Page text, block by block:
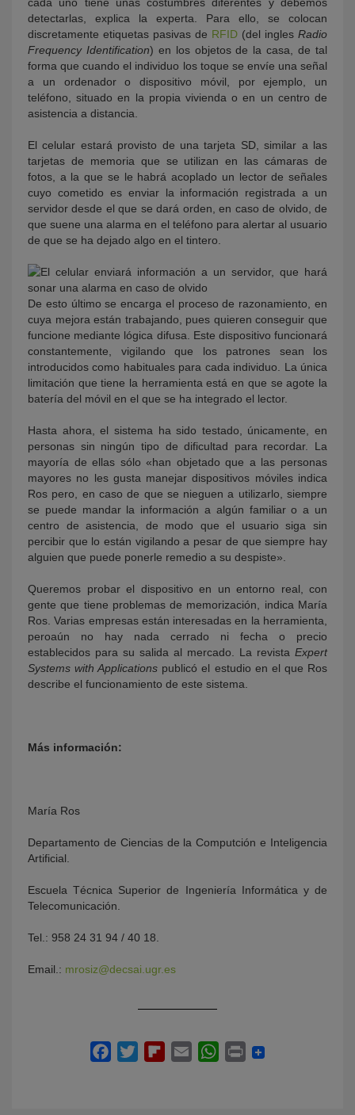
cada uno tiene unas costumbres diferentes y debemos
detectarlas, explica la experta. Para ello, se colocan
discretamente etiquetas pasivas de RFID (del ingles Radio
Frequency Identification) en los objetos de la casa, de tal
forma que cuando el individuo los toque se envíe una señal
a un ordenador o dispositivo móvil, por ejemplo, un
teléfono, situado en la propia vivienda o en un centro de
asistencia a distancia.
El celular estará provisto de una tarjeta SD, similar a las
tarjetas de memoria que se utilizan en las cámaras de
fotos, a la que se le habrá acoplado un lector de señales
cuyo cometido es enviar la información registrada a un
servidor desde el que se dará orden, en caso de olvido, de
que suene una alarma en el teléfono para alertar al usuario
de que se ha dejado algo en el tintero.
De esto último se encarga el proceso de razonamiento, en
cuya mejora están trabajando, pues quieren conseguir que
funcione mediante lógica difusa. Este dispositivo funcionará
constantemente, vigilando que los patrones sean los
introducidos como habituales para cada individuo. La única
limitación que tiene la herramienta está en que se agote la
batería del móvil en el que se ha integrado el lector.
Hasta ahora, el sistema ha sido testado, únicamente, en
personas sin ningún tipo de dificultad para recordar. La
mayoría de ellas sólo «han objetado que a las personas
mayores no les gusta manejar dispositivos móviles indica
Ros pero, en caso de que se nieguen a utilizarlo, siempre
se puede mandar la información a algún familiar o a un
centro de asistencia, de modo que el usuario siga sin
percibir que lo están vigilando a pesar de que siempre hay
alguien que puede ponerle remedio a su despiste».
Queremos probar el dispositivo en un entorno real, con
gente que tiene problemas de memorización, indica María
Ros. Varias empresas están interesadas en la herramienta,
peroaún no hay nada cerrado ni fecha o precio
establecidos para su salida al mercado. La revista Expert
Systems with Applications publicó el estudio en el que Ros
describe el funcionamiento de este sistema.
Más información:
María Ros
Departamento de Ciencias de la Computción e Inteligencia
Artificial.
Escuela Técnica Superior de Ingeniería Informática y de
Telecomunicación.
Tel.: 958 24 31 94 / 40 18.
Email.: mrosiz@decsai.ugr.es